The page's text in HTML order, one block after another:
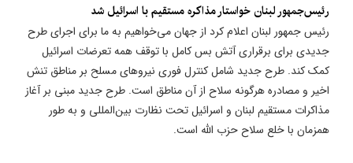
​رئیس‌جمهور لبنان خواستار مذاکره مستقیم با اسرائیل شد
رئیس جمهور لبنان اعلام کرد از جهان می‌خواهیم به ما برای اجرای طرح
جدیدی برای برقراری آتش بس کامل با توقف همه تعرضات اسرائیل
کمک کند. طرح جدید شامل کنترل فوری نیروهای مسلح بر مناطق تنش
اخیر و مصادره هرگونه سلاح از آن مناطق است. طرح جدید مبنی بر آغاز
مذاکرات مستقیم لبنان و اسرائیل تحت نظارت بین‌المللی و به طور
همزمان با خلع سلاح حزب الله است.